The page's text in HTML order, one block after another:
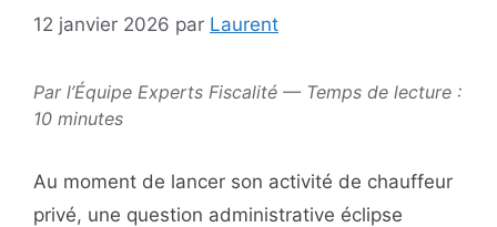
12 janvier 2026 par Laurent
Par l’Équipe Experts Fiscalité — Temps de lecture :
10 minutes
Au moment de lancer son activité de chauffeur
privé, une question administrative éclipse